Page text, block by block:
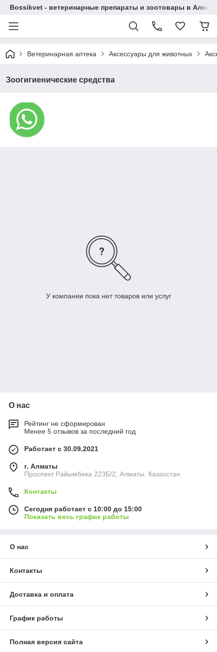
Bossikvet - ветеринарные препараты и зоотовары в
Ветеринарная аптека Аксессуары для животных
Зоогигиенические средства
У компании пока нет товаров или услуг
О нас
Рейтинг не сформирован
Менее 5 отзывов за последний год
Работает с 30.09.2021
г. Алматы
Проспект Райымбека 223Б/2, Алматы, Казахстан
Контакты
Сегодня работает с 10:00 до 15:00
Показать весь график работы
О нас
Контакты
Доставка и оплата
График работы
Полная версия сайта